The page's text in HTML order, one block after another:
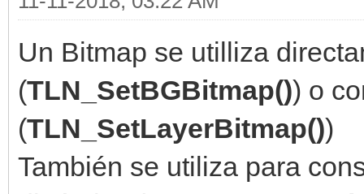
Un Bitmap se utilliza
(TLN_SetBGBitmap()) o
(TLN_SetLayerBitmap())
También se utiliza para